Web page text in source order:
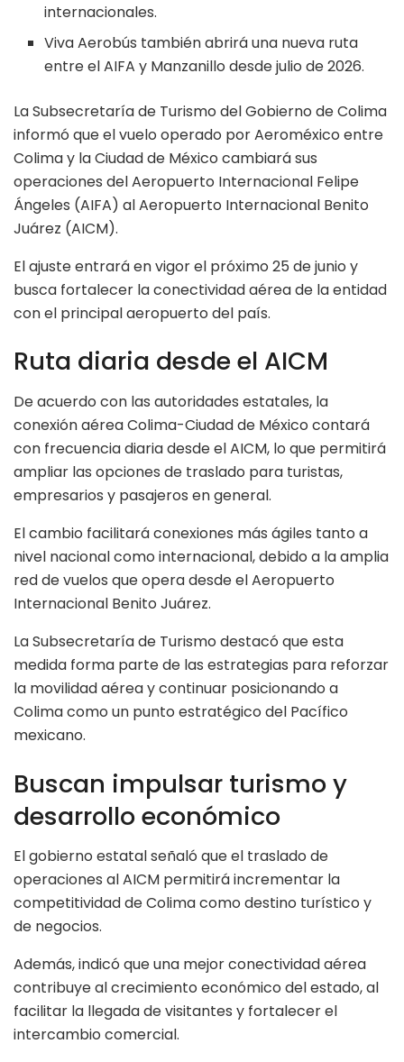
internacionales.
Viva Aerobús también abrirá una nueva ruta
entre el AIFA y Manzanillo desde julio de 2026.
La Subsecretaría de Turismo del Gobierno de Colima
informó que el vuelo operado por Aeroméxico entre
Colima y la Ciudad de México cambiará sus
operaciones del Aeropuerto Internacional Felipe
Ángeles (AIFA) al Aeropuerto Internacional Benito
Juárez (AICM).
El ajuste entrará en vigor el próximo 25 de junio y
busca fortalecer la conectividad aérea de la entidad
con el principal aeropuerto del país.
Ruta diaria desde el AICM
De acuerdo con las autoridades estatales, la
conexión aérea Colima-Ciudad de México contará
con frecuencia diaria desde el AICM, lo que permitirá
ampliar las opciones de traslado para turistas,
empresarios y pasajeros en general.
El cambio facilitará conexiones más ágiles tanto a
nivel nacional como internacional, debido a la amplia
red de vuelos que opera desde el Aeropuerto
Internacional Benito Juárez.
La Subsecretaría de Turismo destacó que esta
medida forma parte de las estrategias para reforzar
la movilidad aérea y continuar posicionando a
Colima como un punto estratégico del Pacífico
mexicano.
Buscan impulsar turismo y
desarrollo económico
El gobierno estatal señaló que el traslado de
operaciones al AICM permitirá incrementar la
competitividad de Colima como destino turístico y
de negocios.
Además, indicó que una mejor conectividad aérea
contribuye al crecimiento económico del estado, al
facilitar la llegada de visitantes y fortalecer el
intercambio comercial.